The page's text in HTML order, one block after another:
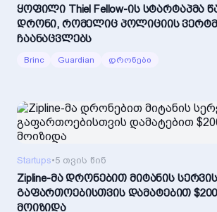
ყოფილი Thiel Fellow-ის სტარტაპმა
დრონი, რომელიც პოლიციის
ჩაანაცვლებს
Brinc Guardian დრონები
Startups•5 თვის წინ
Zipline-მა დრონებით მიტანის
გაფართოებისთვის დამატებით
მოიზიდა